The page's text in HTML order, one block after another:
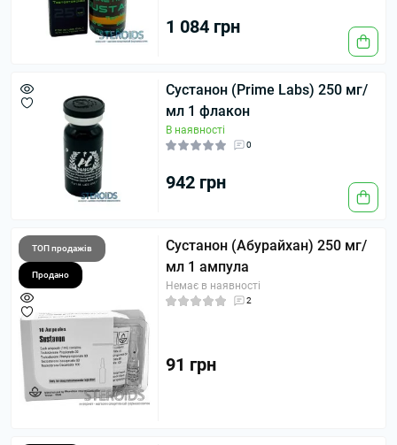
1 084 грн
Сустанон (Prime Labs) 250 мг/
мл 1 флакон
В наявності
0
942 грн
ТОП продажів
Продано
Сустанон (Абурайхан) 250 мг/
мл 1 ампула
Немає в наявності
2
91 грн